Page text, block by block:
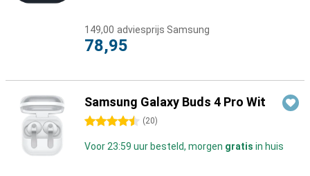
149,00 adviesprijs Samsung
78,95
Samsung Galaxy Buds 4 Pro Wit
4.5 sterren (20)
Voor 23:59 uur besteld, morgen gratis in huis